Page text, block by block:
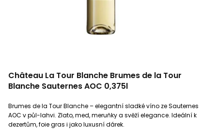
Château La Tour Blanche Brumes de la Tour
Blanche Sauternes AOC 0,375l
Brumes de la Tour Blanche – elegantní sladké víno ze Sauternes
AOC v půl-lahvi. Zlato, med, meruňky a svěží elegance. Ideální k
dezertům, foie gras i jako luxusní dárek.